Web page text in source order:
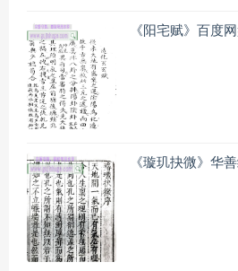
《阳宅赋》百度
《璇玑抉微》华